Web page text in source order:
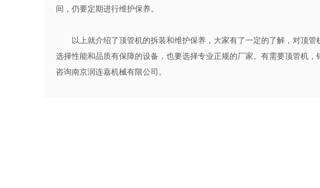
间，仍要定期进行维护保养。
以上就介绍了顶管机的拆装和维护保养，大家有了一定的了解，对顶管
选择性能和品质有保障的设备，也要选择专业正规的厂家。有需要顶管机
咨询南京润连嘉机械有限公司。